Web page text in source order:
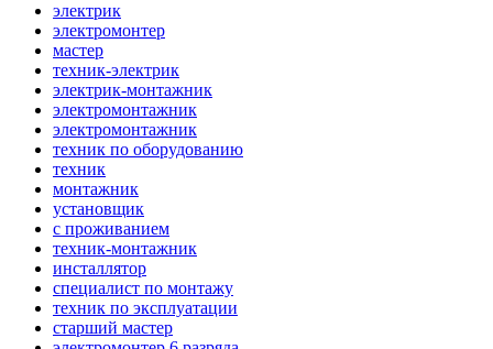
электрик
электромонтер
мастер
техник-электрик
электрик-монтажник
электромонтажник
электромонтажник
техник по оборудованию
техник
монтажник
установщик
с проживанием
техник-монтажник
инсталлятор
специалист по монтажу
техник по эксплуатации
старший мастер